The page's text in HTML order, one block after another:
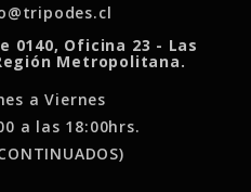
0140, Oficina 23 - Las
Metropolitana.
a Viernes
a las 18:00hrs.